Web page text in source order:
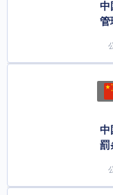
中
管
中
罰